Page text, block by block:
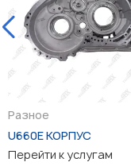
Разное
U660E КОРПУС
Перейти к услугам